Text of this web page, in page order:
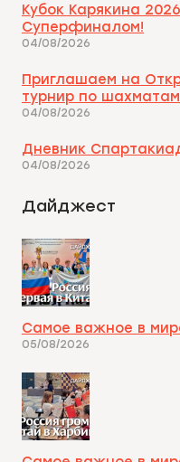
Кубок Карякина
Суперфиналом!
04/08/2026
Приглашаем на
турнир по
04/08/2026
Дневник
04/08/2026
Дайджест
Самое важное в
05/08/2026